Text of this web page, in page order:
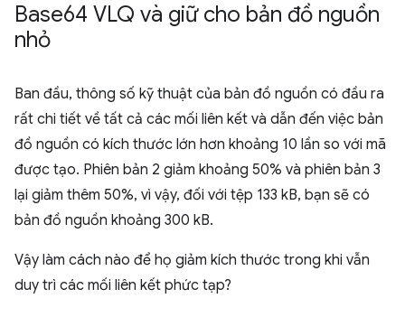
Base64 VLQ và giữ cho bản đồ nguồn
nhỏ
Ban đầu, thông số kỹ thuật của bản đồ nguồn có đầu ra
rất chi tiết về tất cả các mối liên kết và dẫn đến việc bản
đồ nguồn có kích thước lớn hơn khoảng 10 lần so với mã
được tạo. Phiên bản 2 giảm khoảng 50% và phiên bản 3
lại giảm thêm 50%, vì vậy, đối với tệp 133 kB, bạn sẽ có
bản đồ nguồn khoảng 300 kB.
Vậy làm cách nào để họ giảm kích thước trong khi vẫn
duy trì các mối liên kết phức tạp?